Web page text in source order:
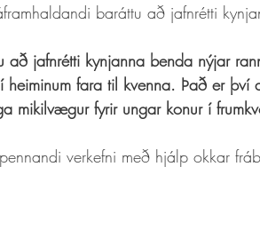
baráttu að jafnrétti
jafnrétti kynjanna benda nýjar
heiminum fara til kvenna. Það er því
mikilvægur fyrir ungar konur í
verkefni með hjálp okkar